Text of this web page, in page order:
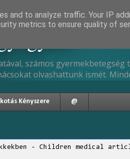
számos
olvashattunk ismét.
Kényszere @
- Children medical
and to analyze traffic. Your IP
metrics to ensure quality of